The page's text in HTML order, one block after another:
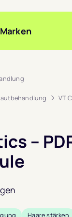
Marken
VT
–
Haare stärken